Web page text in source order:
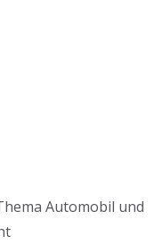
Automobil und